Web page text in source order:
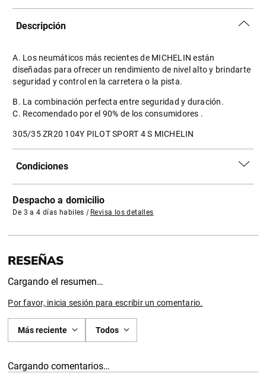
Descripción
A. Los neumáticos más recientes de MICHELIN están
diseñadas para ofrecer un rendimiento de nivel alto y brindarte
seguridad y control en la carretera o la pista.
B. La combinación perfecta entre seguridad y duración.
C. Recomendado por el 90% de los consumidores .
305/35 ZR20 104Y PILOT SPORT 4 S MICHELIN
Condiciones
Despacho a domicilio
De 3 a 4 días habiles | Revisa los detalles
Cargando el resumen…
Por favor, inicia sesión para escribir un comentario.
Más reciente Todos
Cargando comentarios…